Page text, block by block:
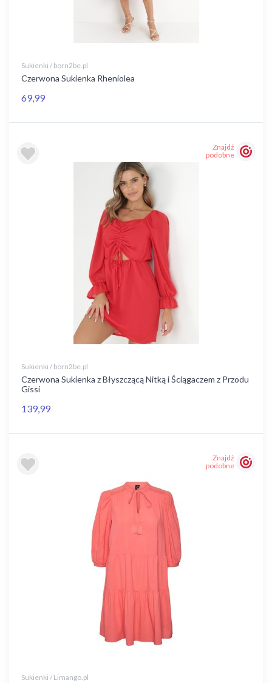
Sukienki / born2be.pl
Czerwona Sukienka Rheniolea
69,99
Znajdź
podobne
Sukienki / born2be.pl
Czerwona Sukienka z Błyszczącą Nitką i Ściągaczem z Przodu
Gissi
139,99
Znajdź
podobne
Sukienki / Limango.pl